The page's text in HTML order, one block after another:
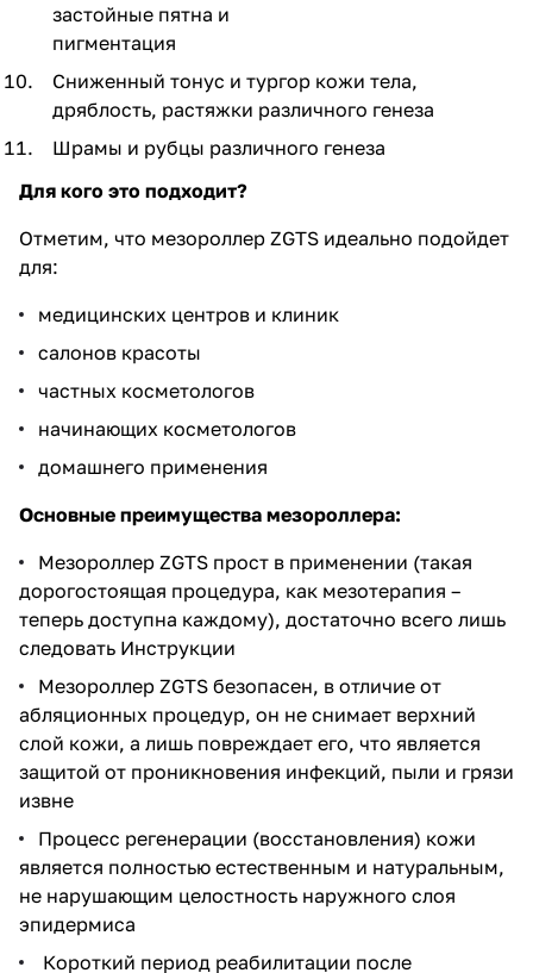
застойные пятна и
пигментация
Сниженный тонус и тургор кожи тела,
дряблость, растяжки различного генеза
Шрамы и рубцы различного генеза
Для кого это подходит?
Отметим, что мезороллер ZGTS идеально подойдет
для:
медицинских центров и клиник
салонов красоты
частных косметологов
начинающих косметологов
домашнего применения
Основные преимущества мезороллера:
Мезороллер ZGTS прост в применении (такая
дорогостоящая процедура, как мезотерапия –
теперь доступна каждому), достаточно всего лишь
следовать Инструкции
Мезороллер ZGTS безопасен, в отличие от
абляционных процедур, он не снимает верхний
слой кожи, а лишь повреждает его, что является
защитой от проникновения инфекций, пыли и грязи
извне
Процесс регенерации (восстановления) кожи
является полностью естественным и натуральным,
не нарушающим целостность наружного слоя
эпидермиса
Короткий период реабилитации после